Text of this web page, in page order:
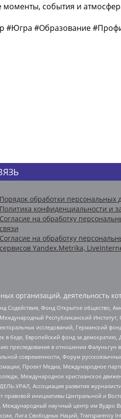
события и
#Образование
Порядок обработки персональных
Политика конфиденциальности и
Согласие на обработку
связи
Согласие на обработку
сервисов Yandex.Metrika,
организаций, деятельность
Содействия, Фонд Открытое общество,
Республиканский
исследований, Германский
в беде, Европейский фонд за
преследования в отношении
современности, Форум
Проект Медиа, Международное
Международное христианское
УРАЛ, Ассоциация развития
инициативы Центральной и
научный центр им Вудро
Лига Свободных Наций,